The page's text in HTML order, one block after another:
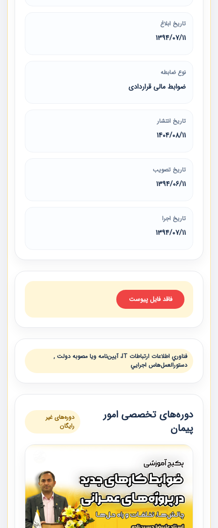
تاریخ ابلاغ
1394/07/11
نوع ضابطه
ضوابط مالی قراردادی
تاریخ انتشار
1404/08/11
تاریخ تصویب
1394/06/11
تاریخ اجرا
1394/07/11
فاقد فایل پیوست
فناوري اطلاعات ارتباطات IT، آيين‌نامه ويا مصوبه دولت ,
دستورالعمل‌هاس اجرايي
دوره‌های تخصصی امور
پیمان
دوره‌های غیر
رایگان